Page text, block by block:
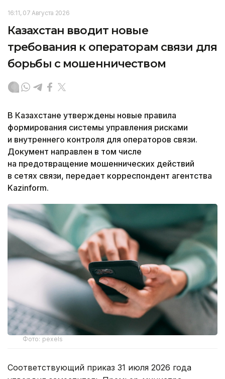
16:11, 07 Августа 2026
Казахстан вводит новые
требования к операторам связи для
борьбы с мошенничеством
В Казахстане утверждены новые правила
формирования системы управления рисками
и внутреннего контроля для операторов связи.
Документ направлен в том числе
на предотвращение мошеннических действий
в сетях связи, передает корреспондент агентства
Kazinform.
Фото: pexels
Соответствующий приказ 31 июля 2026 года